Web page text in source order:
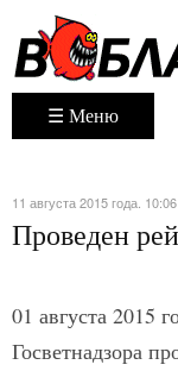
☰ Меню
11 августа 2015 года. 10:06
Проведен
01 августа 2015
Госветнадзора